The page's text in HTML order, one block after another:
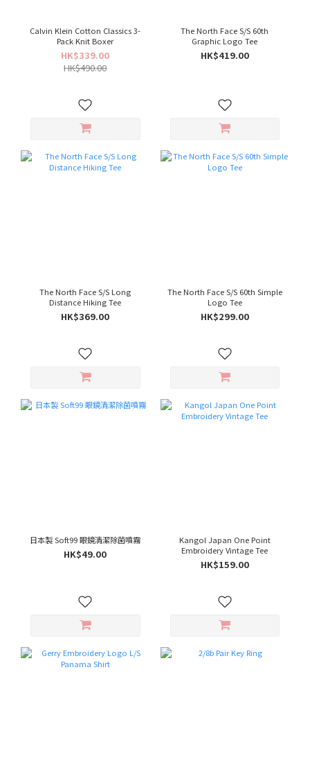
Calvin Klein Cotton Classics 3-
Pack Knit Boxer
HK$339.00
HK$490.00
The North Face S/S 60th
Graphic Logo Tee
HK$419.00
The North Face S/S Long
Distance Hiking Tee
HK$369.00
The North Face S/S 60th Simple
Logo Tee
HK$299.00
日本製 Soft99 眼鏡清潔除菌噴霧
HK$49.00
Kangol Japan One Point
Embroidery Vintage Tee
HK$159.00